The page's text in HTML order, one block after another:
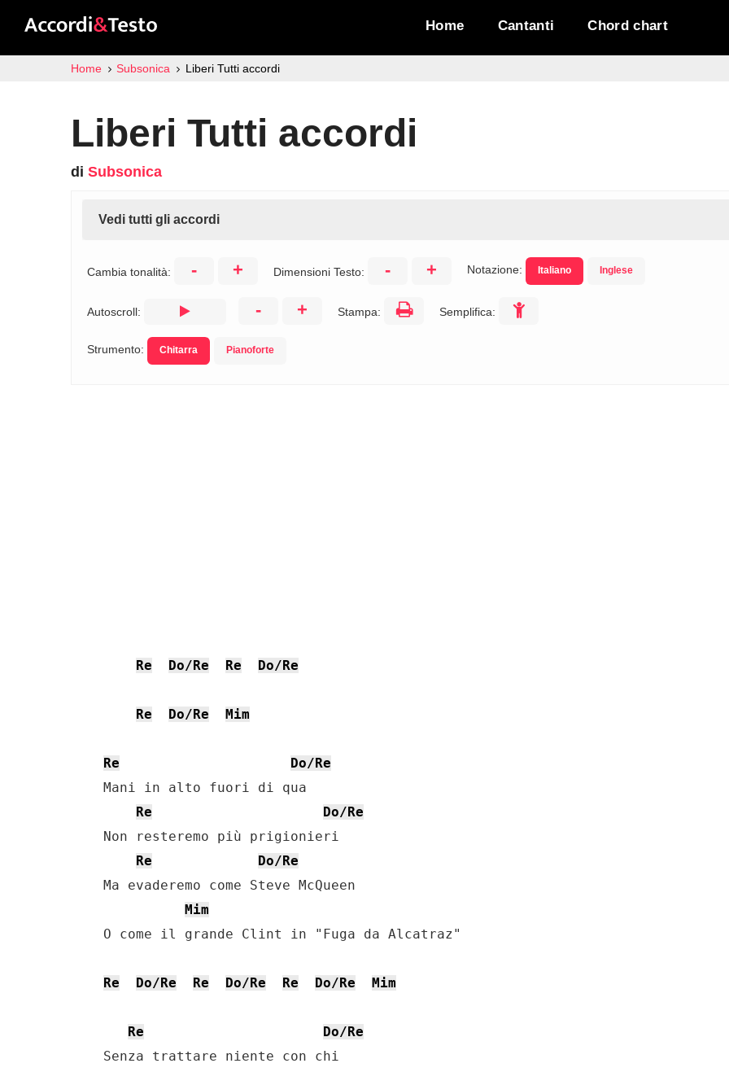
Home Cantanti Chord chart
Home Subsonica Liberi Tutti accordi
Liberi Tutti accordi
di Subsonica
Vedi tutti gli accordi
Cambia tonalità: - + Dimensioni Testo: - + Notazione: Italiano Inglese
Autoscroll: - + Stampa: Semplifica:
Strumento: Chitarra Pianoforte
Re Do/Re Re Do/Re
Re Do/Re Mim
Re
Do/Re
    Mani in alto fuori di qua
Re
Do/Re
    Non resteremo più prigionieri
Re
Do/Re
    Ma evaderemo come Steve McQueen
Mim
    O come il grande Clint in "Fuga da Alcatraz"
Re Do/Re Re Do/Re Re Do/Re Mim
Re
Do/Re
    Senza trattare niente con chi